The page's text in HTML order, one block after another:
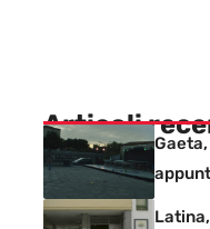
Articoli